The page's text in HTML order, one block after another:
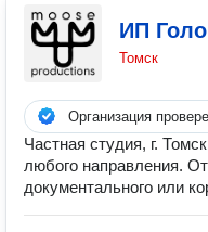
ИП
Томск
Организация
Частная студия, г.
любого направления.
документального или